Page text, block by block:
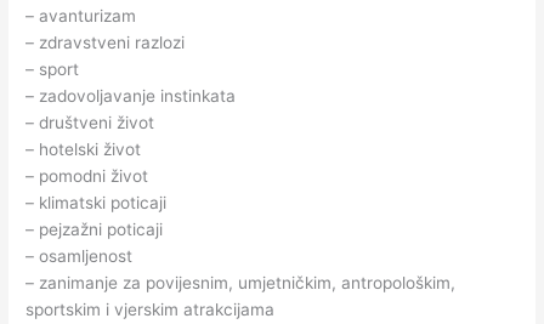
– avanturizam
– zdravstveni razlozi
– sport
– zadovoljavanje instinkata
– društveni život
– hotelski život
– pomodni život
– klimatski poticaji
– pejzažni poticaji
– osamljenost
– zanimanje za povijesnim, umjetničkim, antropološkim,
sportskim i vjerskim atrakcijama